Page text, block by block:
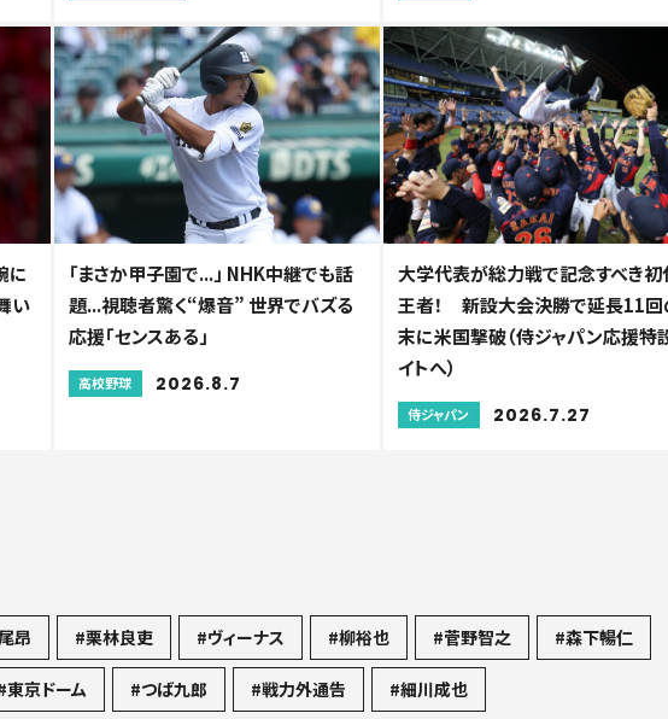
に
い
「まさか甲子園で...」 NHK中継でも話
題...視聴者驚く“爆音” 世界でバズる
応援「センスある」
高校野球 2026.8.7
大学代表が総力戦で記念すべき初
王者！ 新設大会決勝で延長11回
末に米国撃破（侍ジャパン応援特
イトへ）
侍ジャパン 2026.7.27
昂 #栗林良吏 #ヴィーナス #柳裕也 #菅野智之 #森下暢仁
東京ドーム #つば九郎 #戦力外通告 #細川成也